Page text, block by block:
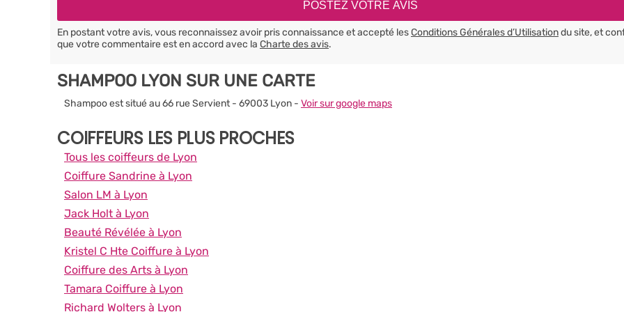
En postant votre avis, vous reconnaissez avoir pris connaissance et accepté lesConditions Générales d’Utilisationdu site, et
que votre commentaire est en accord avec la Charte des avis.
SHAMPOO LYON SUR UNE CARTE
Shampoo est situé au 66 rue Servient - 69003 Lyon - Voir sur google maps
COIFFEURS LES PLUS PROCHES
Tous les coiffeurs de Lyon
Coiffure Sandrine à Lyon
Salon LM à Lyon
Jack Holt à Lyon
Beauté Révélée à Lyon
Kristel C Hte Coiffure à Lyon
Coiffure des Arts à Lyon
Tamara Coiffure à Lyon
Richard Wolters à Lyon